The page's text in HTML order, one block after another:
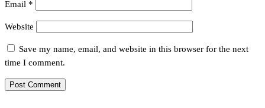
Email *
Website
Save my name, email, and website in this browser for the next
time I comment.